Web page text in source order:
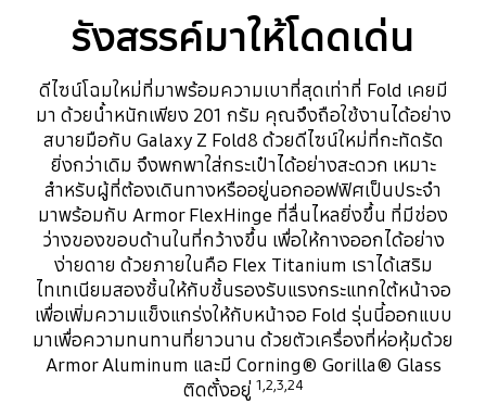
รังสรรค์มาให้โดดเด่น
ดีไซน์โฉมใหม่ที่มาพร้อมความเบาที่สุดเท่าที่ Fold เคยมี
มา ด้วยน้ำหนักเพียง 201 กรัม คุณจึงถือใช้งานได้อย่าง
สบายมือกับ Galaxy Z Fold8 ด้วยดีไซน์ใหม่ที่กะทัดรัด
ยิ่งกว่าเดิม จึงพกพาใส่กระเป๋าได้อย่างสะดวก เหมาะ
สำหรับผู้ที่ต้องเดินทางหรืออยู่นอกออฟฟิศเป็นประจำ
มาพร้อมกับ Armor FlexHinge ที่ลื่นไหลยิ่งขึ้น ที่มีช่อง
ว่างของขอบด้านในที่กว้างขึ้น เพื่อให้กางออกได้อย่าง
ง่ายดาย ด้วยภายในคือ Flex Titanium เราได้เสริม
ไทเทเนียมสองชั้นให้กับชั้นรองรับแรงกระแทกใต้หน้าจอ
เพื่อเพิ่มความแข็งแกร่งให้กับหน้าจอ Fold รุ่นนี้ออกแบบ
มาเพื่อความทนทานที่ยาวนาน ด้วยตัวเครื่องที่ห่อหุ้มด้วย
Armor Aluminum และมี Corning® Gorilla® Glass
ติดตั้งอยู่ 1,2,3,24